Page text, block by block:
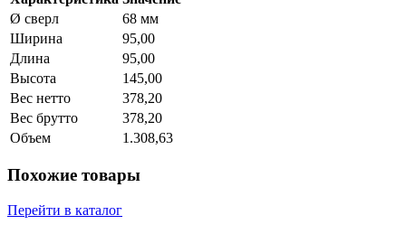
Ø сверл
68 мм
Ширина
95,00
Длина
95,00
Высота
145,00
Вес нетто
378,20
Вес брутто
378,20
Объем
1.308,63
Похожие товары
Перейти в каталог